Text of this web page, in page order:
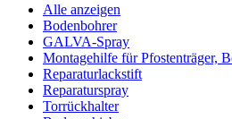
Alle anzeigen
Bodenbohrer
GALVA-Spray
Montagehilfe für Pfostenträger,
Reparaturlackstift
Reparaturspray
Torrückhalter